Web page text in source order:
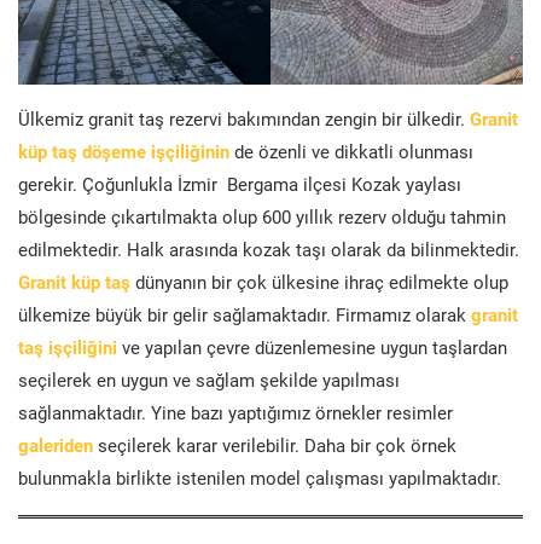
Ülkemiz granit taş rezervi bakımından zengin bir ülkedir. Granit
küp taş döşeme işçiliğinin de özenli ve dikkatli olunması
gerekir. Çoğunlukla İzmir Bergama ilçesi Kozak yaylası
bölgesinde çıkartılmakta olup 600 yıllık rezerv olduğu tahmin
edilmektedir. Halk arasında kozak taşı olarak da bilinmektedir.
Granit küp taş dünyanın bir çok ülkesine ihraç edilmekte olup
ülkemize büyük bir gelir sağlamaktadır. Firmamız olarak granit
taş işçiliğini ve yapılan çevre düzenlemesine uygun taşlardan
seçilerek en uygun ve sağlam şekilde yapılması
sağlanmaktadır. Yine bazı yaptığımız örnekler resimler
galeriden seçilerek karar verilebilir. Daha bir çok örnek
bulunmakla birlikte istenilen model çalışması yapılmaktadır.